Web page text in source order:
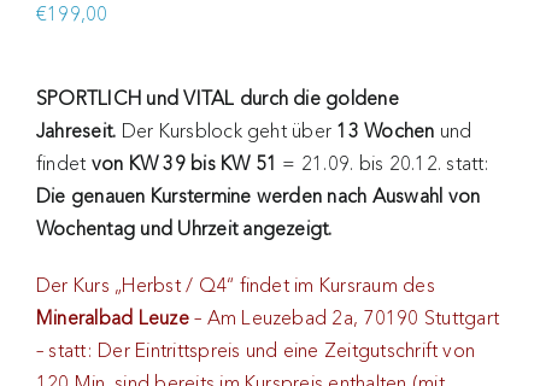
€199,00
SPORTLICH und VITAL durch die goldene
Jahreseit. Der Kursblock geht über 13 Wochen und
findet von KW 39 bis KW 51 = 21.09. bis 20.12. statt:
Die genauen Kurstermine werden nach Auswahl von
Wochentag und Uhrzeit angezeigt.
Der Kurs „Herbst / Q4“ findet im Kursraum des
Mineralbad Leuze– Am Leuzebad 2a, 70190 Stuttgart
– statt: Der Eintrittspreis und eine Zeitgutschrift von